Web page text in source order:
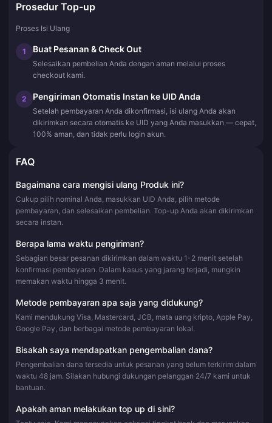
Prosedur Top-up
Proses Isi Ulang
1 Buat Pesanan & Check Out
Selesaikan pembelian Anda dengan aman melalui proses
checkout kami.
2 Pengiriman Otomatis Instan ke UID Anda
Setelah pembayaran Anda dikonfirmasi, isi ulang Anda akan
dikirimkan secara otomatis ke UID yang Anda masukkan — cepat,
100% aman, dan tidak perlu login akun.
FAQ
Bagaimana cara mengisi ulang Produk ini?
Cukup pilih nominal Anda, masukkan UID Anda, pilih metode
pembayaran, dan selesaikan pembelian. Top-up Anda akan dikirimkan
secara instan.
Berapa lama waktu pengiriman?
Sebagian besar pesanan dikirimkan dalam waktu 1-2 menit setelah
konfirmasi pembayaran. Dalam kasus yang jarang terjadi, mungkin
memakan waktu hingga 3 menit.
Metode pembayaran apa saja yang didukung?
Kami mendukung Visa, Mastercard, JCB, mata uang kripto, Apple Pay,
Google Pay, dan berbagai metode pembayaran lokal.
Bisakah saya mendapatkan pengembalian dana?
Pengembalian dana tersedia untuk pesanan yang belum terkirim dalam
waktu 48 jam. Silakan hubungi dukungan pelanggan 24/7 kami untuk
bantuan.
Apakah aman melakukan top up di sini?